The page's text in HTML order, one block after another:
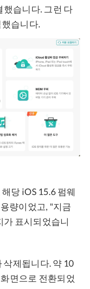
했습니다. 그런 다
습니다.
당 iOS 15.6 펌웨
량이었고, "지금
가 표시되었습니
삭제됩니다. 약 10
면으로 전환되었